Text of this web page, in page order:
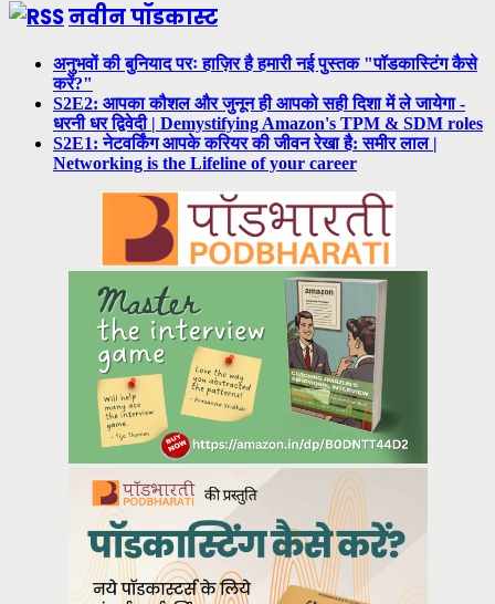
नवीन पॉडकास्ट
अनुभवों की बुनियाद परः हाज़िर है हमारी नई पुस्तक "पॉडकास्टिंग कैसे
करें?"
S2E2: आपका कौशल और जुनून ही आपको सही दिशा में ले जायेगा -
धरनी धर द्विवेदी | Demystifying Amazon's TPM & SDM roles
S2E1: नेटवर्किंग आपके करियर की जीवन रेखा है: समीर लाल |
Networking is the Lifeline of your career